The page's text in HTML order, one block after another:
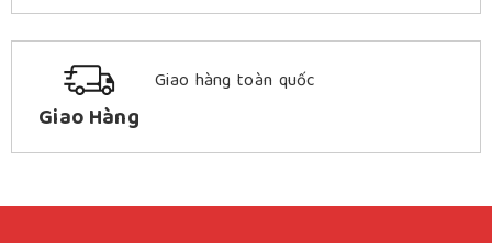
Giao Hàng
Giao hàng toàn quốc